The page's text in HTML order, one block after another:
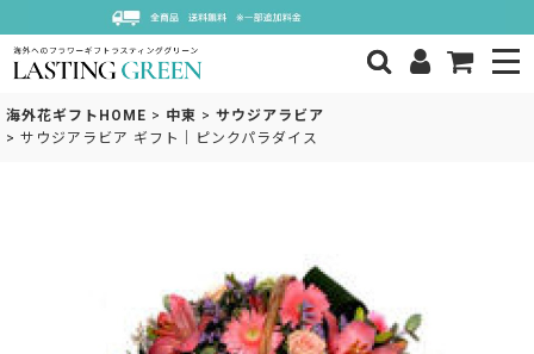
海外花ギフトHOME > 中東 > サウジアラビア
> サウジアラビア ギフト｜ピンクパラダイス